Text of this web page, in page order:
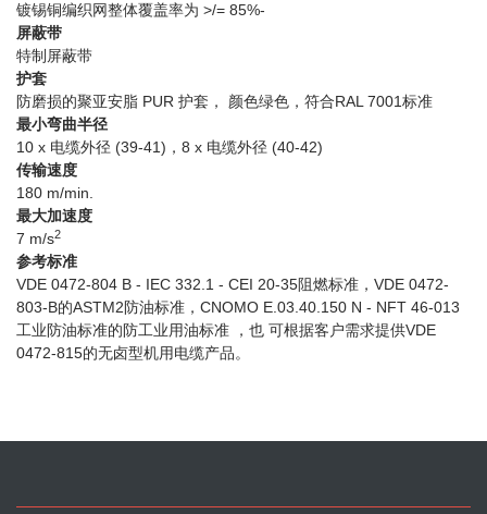
镀锡铜编织网整体覆盖率为 >/= 85%-
屏蔽带
特制屏蔽带
护套
防磨损的聚亚安脂 PUR 护套， 颜色绿色，符合RAL 7001标准
最小弯曲半径
10 x 电缆外径 (39-41)，8 x 电缆外径 (40-42)
传输速度
180 m/min.
最大加速度
7 m/s2
参考标准
VDE 0472-804 B - IEC 332.1 - CEI 20-35阻燃标准，VDE 0472-
803-B的ASTM2防油标准，CNOMO E.03.40.150 N - NFT 46-013
工业防油标准的防工业用油标准 ，也 可根据客户需求提供VDE
0472-815的无卤型机用电缆产品。